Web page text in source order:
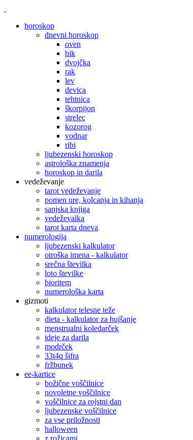
horoskop
dnevni horoskop
oven
bik
dvojčka
rak
lev
devica
tehtnica
škorpijon
strelec
kozorog
vodnar
ribi
ljubezenski horoskop
astrološka znamenja
horoskop in darila
vedeževanje
tarot vedeževanje
pomen ure, kolcanja in kihanja
sanjska knjiga
vedeževalka
tarot karta dneva
numerologija
ljubezenski kalkulator
otroška imena - kalkulator
srečna številka
loto številke
bioritem
numerološka karta
gizmoti
kalkulator telesne teže
dieta - kalkulator za hujšanje
menstrualni koledarček
ideje za darila
modrček
33t4q šifra
fržbunek
ee-kartice
božične voščilnice
novoletne voščilnice
voščilnice za rojstni dan
ljubezenske voščilnice
za vse priložnosti
halloween
z rožicami